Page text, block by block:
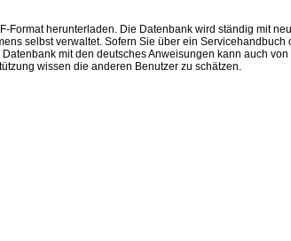
Format herunterladen. Die Datenbank wird ständig mit
selbst verwaltet. Sofern Sie über ein Servicehandbuch
mit den deutsches Anweisungen kann auch von
wissen die anderen Benutzer zu schätzen.